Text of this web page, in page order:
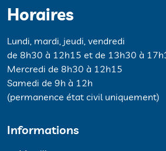
Horaires
Lundi, mardi, jeudi, vendredi
de 8h30 à 12h15 et de 13h30 à
Mercredi de 8h30 à 12h15
Samedi de 9h à 12h
(permanence état civil uniquement)
Informations